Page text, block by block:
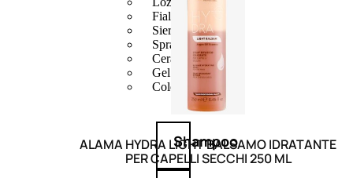
Fiale
Sieri e Cristalli
Spray
Cera e Crema
Gel Capelli
Colorazione
Shampoo
ALAMA HYDRA LIGHT BALSAMO IDRATANTE
PER CAPELLI SECCHI 250 ML